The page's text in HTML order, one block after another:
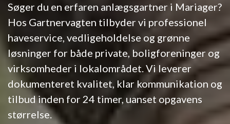
Søger du en erfaren anlægsgartner i Mariager?
Hos Gartnervagten tilbyder vi professionel
haveservice, vedligeholdelse og grønne
løsninger for både private, boligforeninger og
virksomheder i lokalområdet. Vi leverer
dokumenteret kvalitet, klar kommunikation og
tilbud inden for 24 timer, uanset opgavens
størrelse.